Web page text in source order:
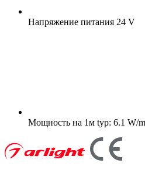
Напряжение питания 24 V
Мощность на 1м typ: 6.1 W/